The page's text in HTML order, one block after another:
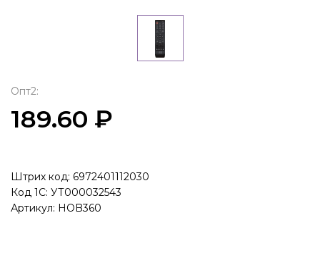
Опт2:
189.60 ₽
Штрих код: 6972401112030
Код 1С: УТ000032543
Артикул: HOB360